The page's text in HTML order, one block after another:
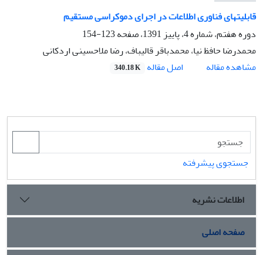
قابلیتهای فناوری اطلاعات در اجرای دموکراسی مستقیم
دوره هفتم، شماره 4، پاییز 1391، صفحه
123-154
محمدرضا حافظ نیا، محمدباقر قالیباف، رضا ملاحسینی اردکانی
مشاهده مقاله
اصل مقاله 340.18 K
جستجوی پیشرفته
اطلاعات نشریه
صفحه اصلی